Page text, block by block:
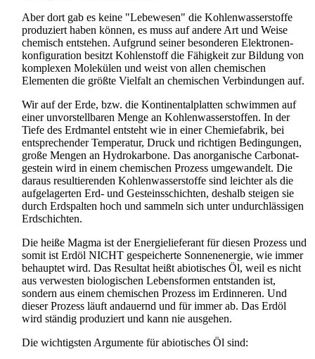
Aber dort gab es keine "Lebewesen" die Kohlen­wasser­stoffe
produziert haben können, es muss auf andere Art und Weise
chemisch entstehen. Aufgrund seiner besonderen Elektronen­
konfiguration besitzt Kohlenstoff die Fähigkeit zur Bildung von
komplexen Molekülen und weist von allen chemischen
Elementen die größte Vielfalt an chemischen Verbindungen auf.
Wir auf der Erde, bzw. die Kontinental­platten schwimmen auf
einer unvorstellbaren Menge an Kohlen­wasser­stoffen. In der
Tiefe des Erdmantel entsteht wie in einer Chemiefabrik, bei
entsprechender Temperatur, Druck und richtigen Bedingungen,
große Mengen an Hydrokarbone. Das anorganische Carbonat­
gestein wird in einem chemischen Prozess umgewandelt. Die
daraus resultierenden Kohlen­wasser­stoffe sind leichter als die
aufgelagerten Erd- und Gesteins­schichten, deshalb steigen sie
durch Erdspalten hoch und sammeln sich unter undurchlässigen
Erdschichten.
Die heiße Magma ist der Energielieferant für diesen Prozess und
somit ist Erdöl NICHT gespeicherte Sonnenenergie, wie immer
behauptet wird. Das Resultat heißt abiotisches Öl, weil es nicht
aus verwesten biologischen Lebensformen entstanden ist,
sondern aus einem chemischen Prozess im Erdinneren. Und
dieser Prozess läuft andauernd und für immer ab. Das Erdöl
wird ständig produziert und kann nie ausgehen.
Die wichtigsten Argumente für abiotisches Öl sind: